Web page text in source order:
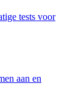
tests voor
aan en